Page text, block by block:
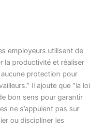
employeurs utilisent de
la productivité et réaliser
protection pour
Il ajoute que “la loi
bon sens pour garantir
ne s’appuient pas sur
ou discipliner les